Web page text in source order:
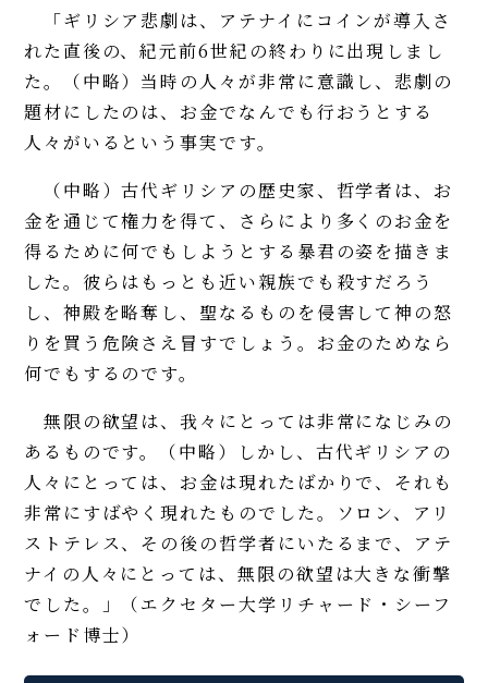
「ギリシア悲劇は、アテナイにコインが導入さ
れた直後の、紀元前6世紀の終わりに出現しまし
た。（中略）当時の人々が非常に意識し、悲劇の
題材にしたのは、お金でなんでも行おうとする
人々がいるという事実です。
（中略）古代ギリシアの歴史家、哲学者は、お
金を通じて権力を得て、さらにより多くのお金を
得るために何でもしようとする暴君の姿を描きま
した。彼らはもっとも近い親族でも殺すだろう
し、神殿を略奪し、聖なるものを侵害して神の怒
りを買う危険さえ冒すでしょう。お金のためなら
何でもするのです。
無限の欲望は、我々にとっては非常になじみの
あるものです。（中略）しかし、古代ギリシアの
人々にとっては、お金は現れたばかりで、それも
非常にすばやく現れたものでした。ソロン、アリ
ストテレス、その後の哲学者にいたるまで、アテ
ナイの人々にとっては、無限の欲望は大きな衝撃
でした。」（エクセター大学リチャード・シーフ
ォード博士）